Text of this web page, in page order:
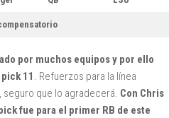
por muchos equipos y por ello
11 . Refuerzos para la línea
seguro que lo agradecerá. Con Chris
fue para el primer RB de este